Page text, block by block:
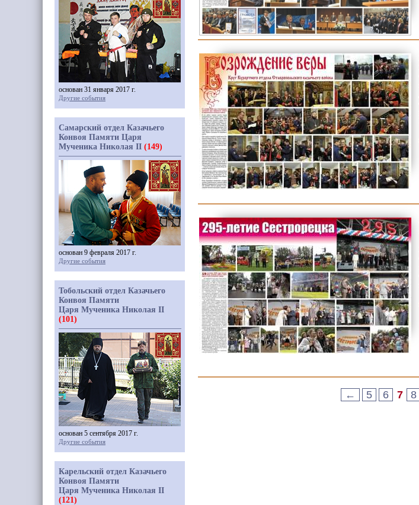
← 5 6 7 8
основан 31 января 2017 г.
Другие события
Самарский отдел Казачьего
Конвоя Памяти Царя
Мученика Николая II (149)
основан 9 февраля 2017 г.
Другие события
Тобольский отдел Казачьего
Конвоя Памяти
Царя Мученика Николая II
(101)
основан 5 сентября 2017 г.
Другие события
Карельский отдел Казачьего
Конвоя Памяти
Царя Мученика Николая II
(121)